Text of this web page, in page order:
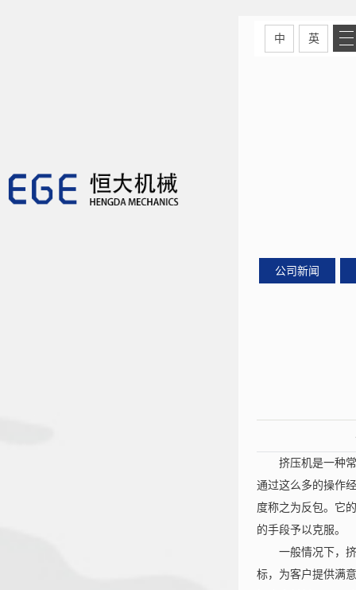
中 英
公司新闻
挤压机是一种常
通过这么多的操作
度称之为反包。它
的手段予以克服。
一般情况下，挤
标，为客户提供满